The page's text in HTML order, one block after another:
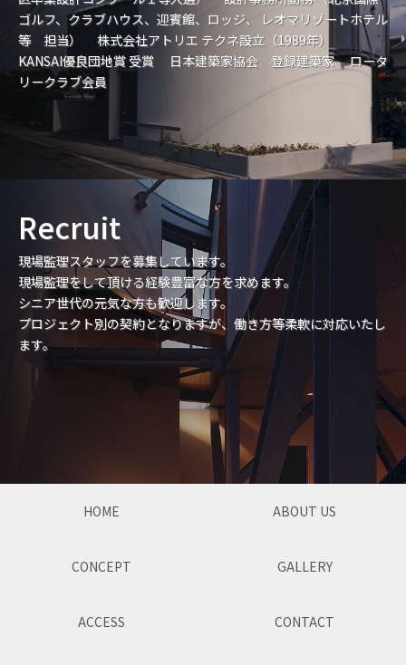
ゴルフ、クラブハウス、迎賓館、ロッジ、 レオマリゾートホテル
等 担当） 株式会社アトリエ テクネ設立（1989年）
KANSAI優良団地賞 受賞 日本建築家協会 登録建築家 ロータ
リークラブ会員
Recruit
現場監理スタッフを募集しています。
現場監理をして頂ける経験豊富な方を求めます。
シニア世代の元気な方も歓迎します。
プロジェクト別の契約となりますが、働き方等柔軟に対応いたし
ます。
HOME ABOUT US
CONCEPT GALLERY
ACCESS CONTACT